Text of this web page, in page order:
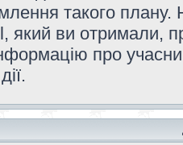
такого
який ви отримали,
про